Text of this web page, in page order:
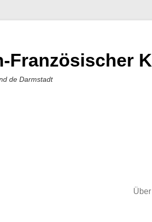
Französischer
de Darmstadt